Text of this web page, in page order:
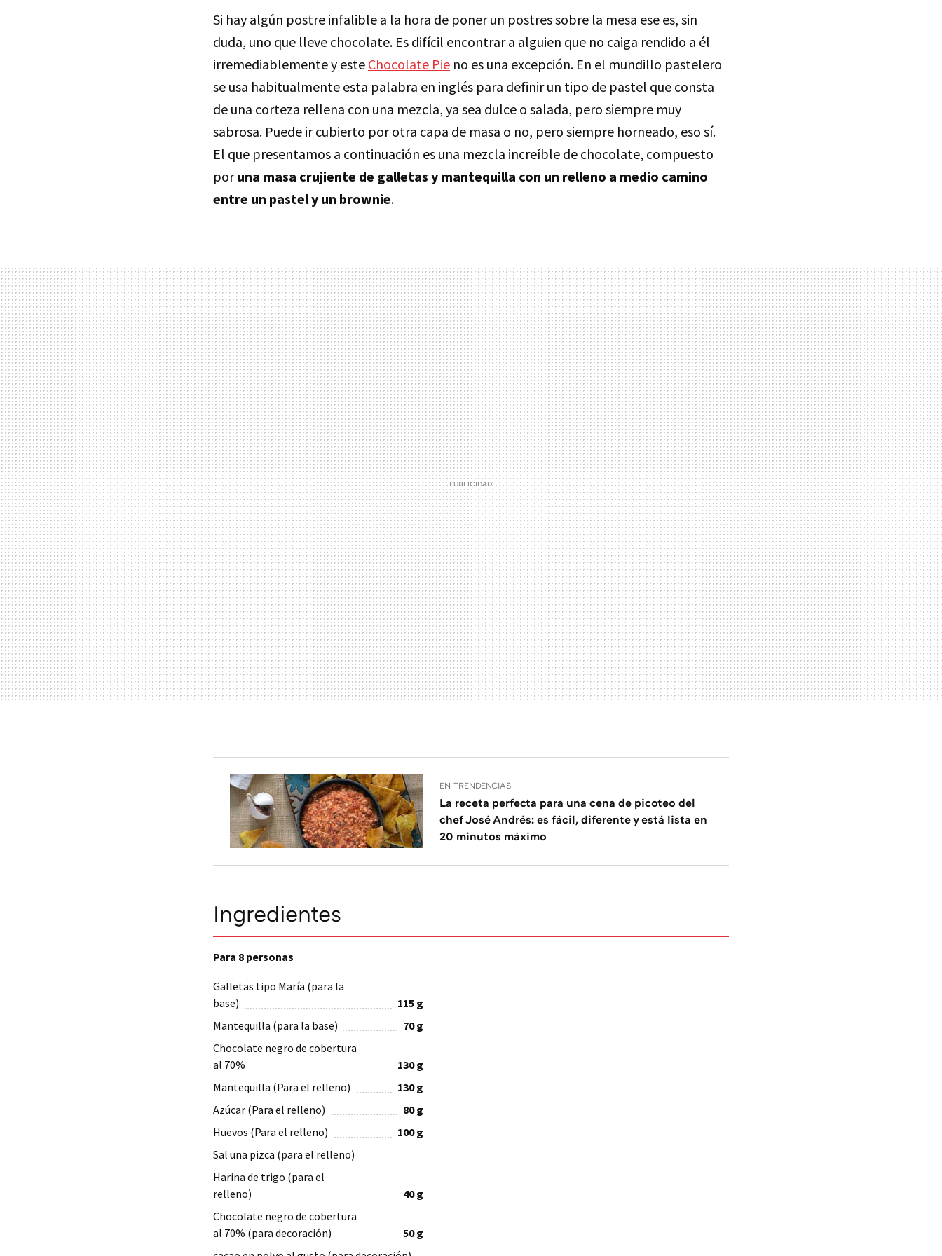
Si hay algún postre infalible a la hora de poner un postres sobre la mesa ese es, sin
duda, uno que lleve chocolate. Es difícil encontrar a alguien que no caiga rendido a él
irremediablemente y este Chocolate Pie no es una excepción. En el mundillo pastelero
se usa habitualmente esta palabra en inglés para definir un tipo de pastel que consta
de una corteza rellena con una mezcla, ya sea dulce o salada, pero siempre muy
sabrosa. Puede ir cubierto por otra capa de masa o no, pero siempre horneado, eso sí.
El que presentamos a continuación es una mezcla increíble de chocolate, compuesto
poruna masa crujiente de galletas y mantequilla con un relleno a medio camino
entre un pastel y un brownie.
EN TRENDENCIAS
La receta perfecta para una cena de picoteo del
chef José Andrés: es fácil, diferente y está lista en
20 minutos máximo
Ingredientes
Para 8 personas
Galletas tipo María (para la
base)
115 g
Mantequilla (para la base)
70g
Chocolate negro de cobertura
al 70%
130g
Mantequilla (Para el relleno)
130g
Azúcar (Para el relleno)
80g
Huevos (Para el relleno)
100g
Sal una pizca (para el relleno)
Harina de trigo (para el
relleno)
40g
Chocolate negro de cobertura
al 70% (para decoración)
50g